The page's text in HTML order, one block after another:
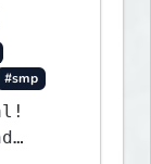
#smp